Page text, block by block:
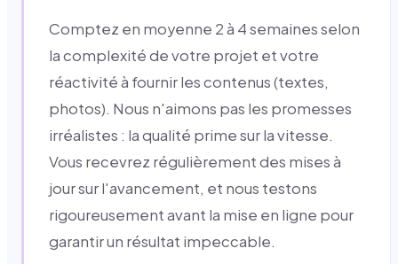
Comptez en moyenne 2 à 4 semaines selon
la complexité de votre projet et votre
réactivité à fournir les contenus (textes,
photos). Nous n'aimons pas les promesses
irréalistes : la qualité prime sur la vitesse.
Vous recevrez régulièrement des mises à
jour sur l'avancement, et nous testons
rigoureusement avant la mise en ligne pour
garantir un résultat impeccable.